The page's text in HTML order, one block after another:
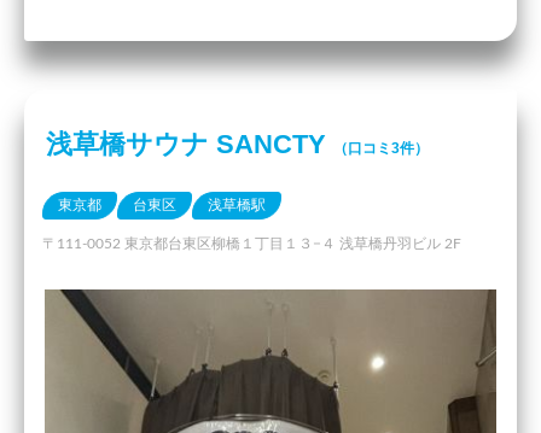
浅草橋サウナ SANCTY （口コミ3件）
東京都 台東区 浅草橋駅
〒111-0052 東京都台東区柳橋１丁目１３−４ 浅草橋丹羽ビル 2F